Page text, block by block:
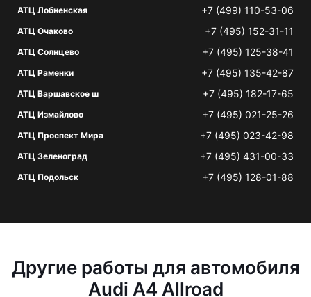
АТЦ Лобненская +7 (499) 110-53-06
АТЦ Очаково +7 (495) 152-31-11
АТЦ Солнцево +7 (495) 125-38-41
АТЦ Раменки +7 (495) 135-42-87
АТЦ Варшавское ш +7 (495) 182-17-65
АТЦ Измайлово +7 (495) 021-25-26
АТЦ Проспект Мира +7 (495) 023-42-98
АТЦ Зеленоград +7 (495) 431-00-33
АТЦ Подольск +7 (495) 128-01-88
Другие работы для автомобиля
Audi A4 Allroad